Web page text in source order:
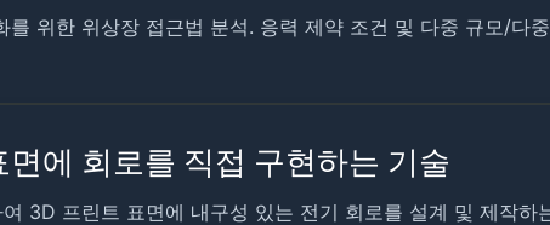
위한 위상장 접근법 분석. 응력 제약 조건 및 다중 규모/다
면에 회로를 직접 구현하는 기술
3D 프린트 표면에 내구성 있는 전기 회로를 설계 및 제작